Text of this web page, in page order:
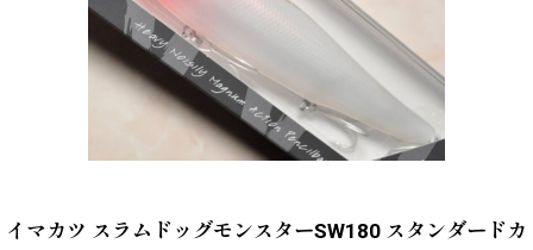
イマカツ スラムドッグモンスターSW180 スタンダードカ